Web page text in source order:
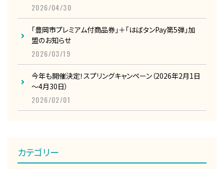
2026/04/30
「豊岡市プレミアム付商品券」＋「はばタンPay第5弾」加
盟のお知らせ
2026/03/19
今年も開催決定！スプリングキャンペーン（2026年2月1日
～4月30日）
2026/02/01
カテゴリー